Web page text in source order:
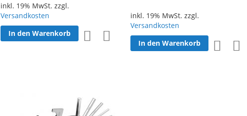
inkl. 19% MwSt. zzgl.
Versandkosten
In den Warenkorb
WunschlisteVergleichsliste
inkl. 19% MwSt. zzgl.
Versandkosten
In den Warenkorb